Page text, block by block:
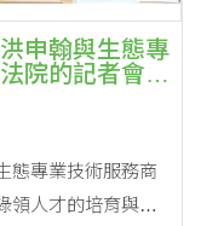
申翰與生態專
院的記者會呼
態專業技術服務商
領人才的培育與認